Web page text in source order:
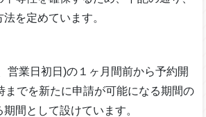
を定めています。
営業日初日)の１ヶ月間前から予約開
までを新たに申請が可能になる期間の
間として設けています。